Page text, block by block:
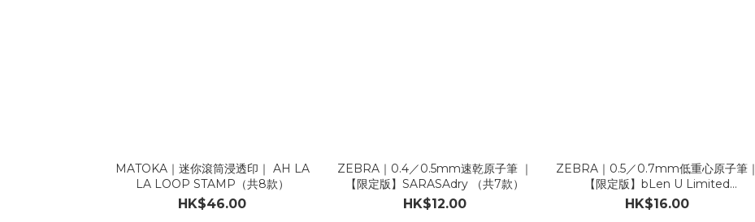
MATOKA｜迷你滾筒浸透印｜ AH LA
LA LOOP STAMP（共8款）
HK$46.00
ZEBRA｜0.4／0.5mm速乾原子筆 ｜
【限定版】SARASAdry （共7款）
HK$12.00
ZEBRA｜0.5／0.7mm低重心原子筆｜
【限定版】bLen U Limited
Edition（共10款）
HK$16.00